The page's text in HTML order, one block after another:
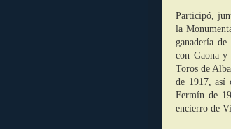
Participó,
la M
ganadería
con Gaona y
Toros de
de 1917, así
Fermín de
encierro de